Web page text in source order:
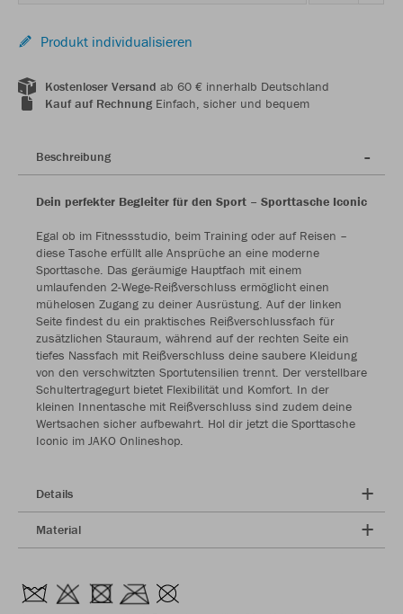
Produkt individualisieren
Kostenloser Versand ab 60 € innerhalb Deutschland
Kauf auf RechnungEinfach, sicher und bequem
Beschreibung
Dein perfekter Begleiter für den Sport – Sporttasche Iconic
Egal ob im Fitnessstudio, beim Training oder auf Reisen –
diese Tasche erfüllt alle Ansprüche an eine moderne
Sporttasche. Das geräumige Hauptfach mit einem
umlaufenden 2-Wege-Reißverschluss ermöglicht einen
mühelosen Zugang zu deiner Ausrüstung. Auf der linken
Seite findest du ein praktisches Reißverschlussfach für
zusätzlichen Stauraum, während auf der rechten Seite ein
tiefes Nassfach mit Reißverschluss deine saubere Kleidung
von den verschwitzten Sportutensilien trennt. Der verstellbare
Schultertragegurt bietet Flexibilität und Komfort. In der
kleinen Innentasche mit Reißverschluss sind zudem deine
Wertsachen sicher aufbewahrt. Hol dir jetzt die Sporttasche
Iconic im JAKO Onlineshop.
Details
Material